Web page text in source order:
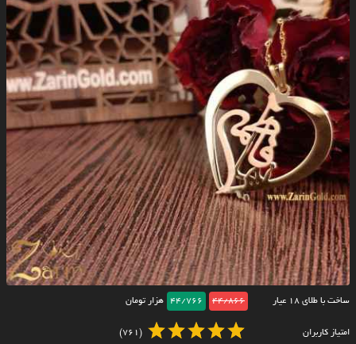
ساخت با طلای ۱۸ عیار 44/866
44/766 هزار تومان
امتیاز کاربران (761)